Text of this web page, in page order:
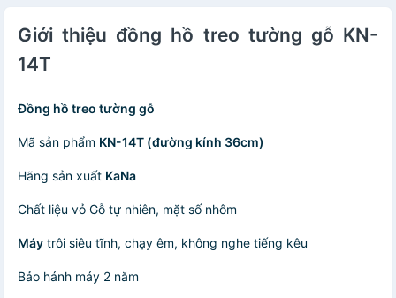
Giới thiệu đồng hồ treo tường gỗ KN-
14T
Đồng hồ treo tường gỗ
Mã sản phẩm KN-14T (đường kính 36cm)
Hãng sản xuất KaNa
Chất liệu vỏ Gỗ tự nhiên, mặt số nhôm
Máy trôi siêu tĩnh, chạy êm, không nghe tiếng kêu
Bảo hánh máy 2 năm